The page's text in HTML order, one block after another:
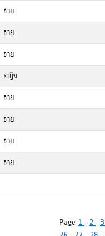
ชาย
ชาย
ชาย
หญิง
ชาย
ชาย
ชาย
ชาย
Page 1 2 3